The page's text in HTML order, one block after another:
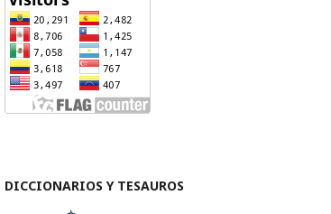
DICCIONARIOS Y TESAUROS